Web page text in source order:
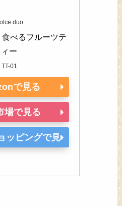
duo
べるフルーツテ
ィー
TT-01
で見る
場で見る
ッピングで見